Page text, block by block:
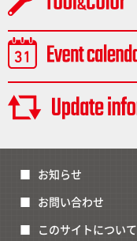
お知らせ
お問い合わせ
このサイトについて